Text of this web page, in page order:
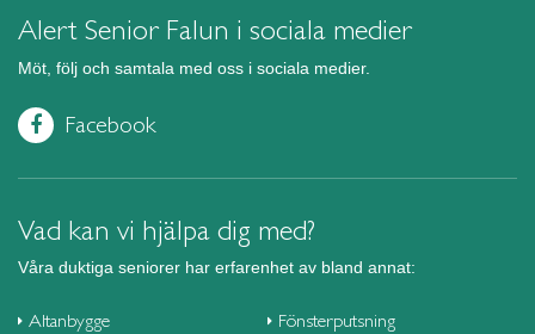
Alert Senior Falun i sociala medier
Möt, följ och samtala med oss i sociala medier.
Facebook
Vad kan vi hjälpa dig med?
Våra duktiga seniorer har erfarenhet av bland annat:
Altanbygge
Fönsterputsning